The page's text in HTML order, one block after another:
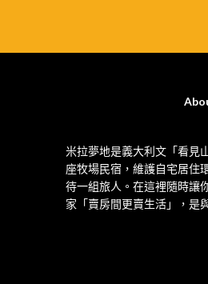
米拉夢地是義大利文「看見
座牧場民宿，維護自宅居住
待一組旅人。在這裡隨時讓
家「賣房間更賣生活」，是